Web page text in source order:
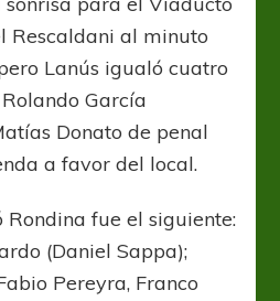
Rescaldani al minuto
Lanús igualó cuatro
García
Donato de penal
a favor del local.
fue el siguiente:
(Daniel Sappa);
Pereyra, Franco